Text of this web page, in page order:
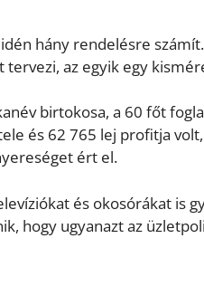
hány rendelésre
az egyik egy
birtokosa, a 60 főt
és 62 765 lej profitja
ért el.
és okosórákat is
hogy ugyanazt az